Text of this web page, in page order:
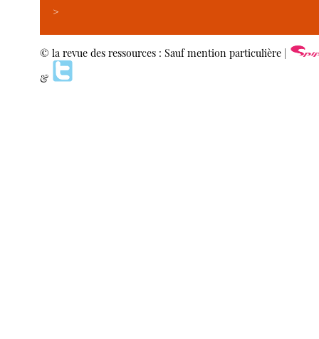
>
© la revue des ressources : Sauf mention particulière |
&